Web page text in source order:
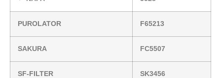
PUROLATOR F65213
SAKURA FC5507
SF-FILTER SK3456